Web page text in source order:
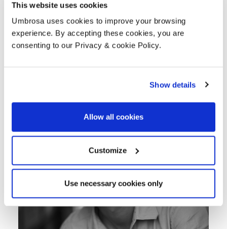
This website uses cookies
Umbrosa uses cookies to improve your browsing
experience. By accepting these cookies, you are
consenting to our Privacy & cookie Policy.
Show details
Allow all cookies
Customize
Use necessary cookies only